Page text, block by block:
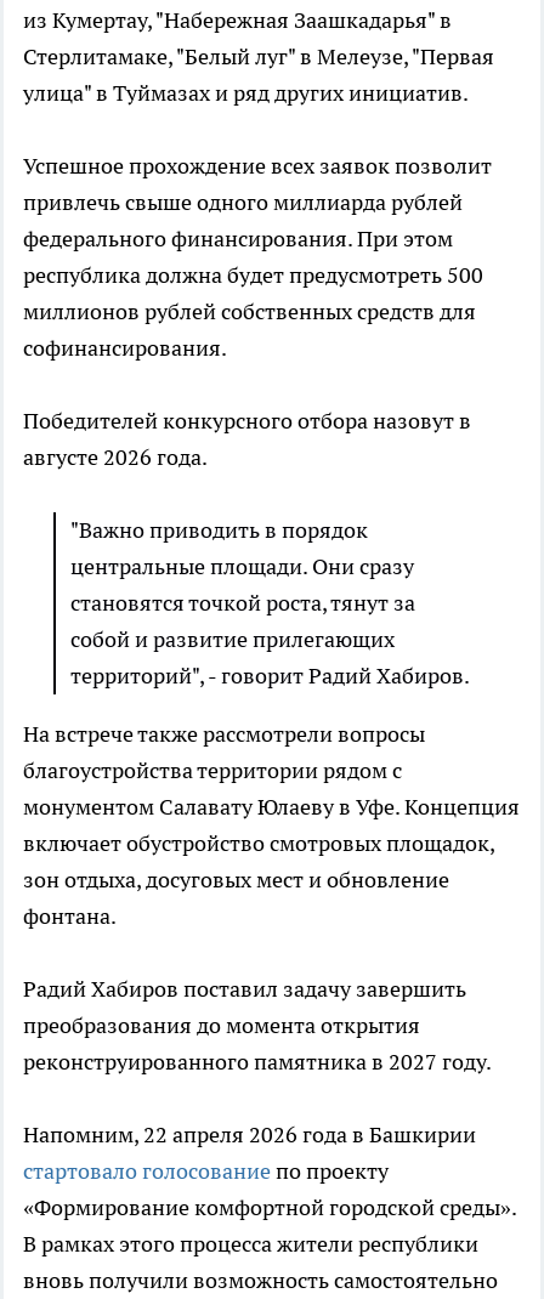
из Кумертау, "Набережная Заашкадарья" в
Стерлитамаке, "Белый луг" в Мелеузе, "Первая
улица" в Туймазах и ряд других инициатив.
Успешное прохождение всех заявок позволит
привлечь свыше одного миллиарда рублей
федерального финансирования. При этом
республика должна будет предусмотреть 500
миллионов рублей собственных средств для
софинансирования.
Победителей конкурсного отбора назовут в
августе 2026 года.
"Важно приводить в порядок
центральные площади. Они сразу
становятся точкой роста, тянут за
собой и развитие прилегающих
территорий", - говорит Радий Хабиров.
На встрече также рассмотрели вопросы
благоустройства территории рядом с
монументом Салавату Юлаеву в Уфе. Концепция
включает обустройство смотровых площадок,
зон отдыха, досуговых мест и обновление
фонтана.
Радий Хабиров поставил задачу завершить
преобразования до момента открытия
реконструированного памятника в 2027 году.
Напомним, 22 апреля 2026 года в Башкирии
стартовало голосованиепо проекту
«Формирование комфортной городской среды».
В рамках этого процесса жители республики
вновь получили возможность самостоятельно